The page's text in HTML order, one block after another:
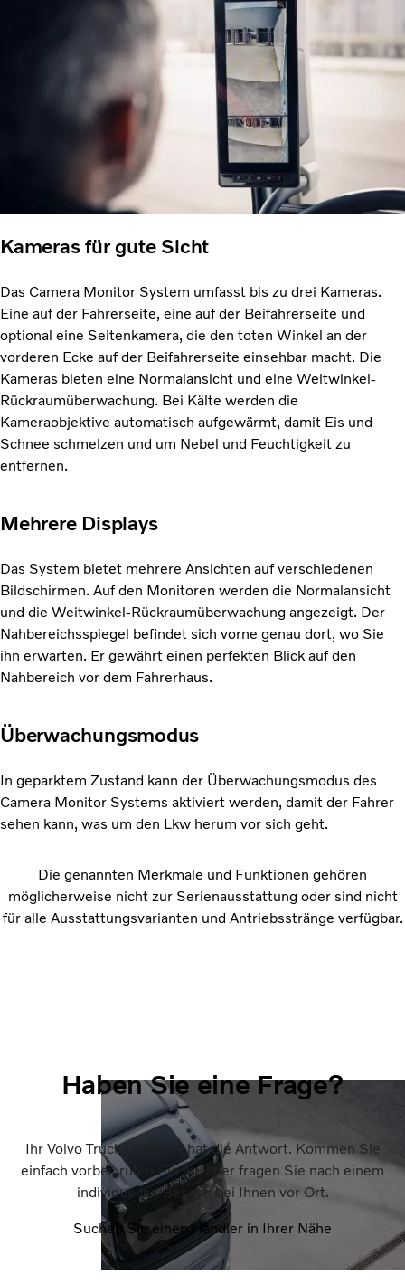
Kameras für gute Sicht
Das Camera Monitor System umfasst bis zu drei Kameras.
Eine auf der Fahrerseite, eine auf der Beifahrerseite und
optional eine Seitenkamera, die den toten Winkel an der
vorderen Ecke auf der Beifahrerseite einsehbar macht. Die
Kameras bieten eine Normalansicht und eine Weitwinkel-
Rückraumüberwachung. Bei Kälte werden die
Kameraobjektive automatisch aufgewärmt, damit Eis und
Schnee schmelzen und um Nebel und Feuchtigkeit zu
entfernen.
Mehrere Displays
Das System bietet mehrere Ansichten auf verschiedenen
Bildschirmen. Auf den Monitoren werden die Normalansicht
und die Weitwinkel-Rückraumüberwachung angezeigt. Der
Nahbereichsspiegel befindet sich vorne genau dort, wo Sie
ihn erwarten. Er gewährt einen perfekten Blick auf den
Nahbereich vor dem Fahrerhaus.
Überwachungsmodus
In geparktem Zustand kann der Überwachungsmodus des
Camera Monitor Systems aktiviert werden, damit der Fahrer
sehen kann, was um den Lkw herum vor sich geht.
Die genannten Merkmale und Funktionen gehören
möglicherweise nicht zur Serienausstattung oder sind nicht
für alle Ausstattungsvarianten und Antriebsstränge verfügbar.
Haben Sie eine Frage?
Ihr Volvo Trucks Händler hat die Antwort. Kommen Sie
einfach vorbei, rufen Sie an, oder fragen Sie nach einem
individuellen Besuch bei Ihnen vor Ort.
Suchen Sie einen Händler in Ihrer Nähe